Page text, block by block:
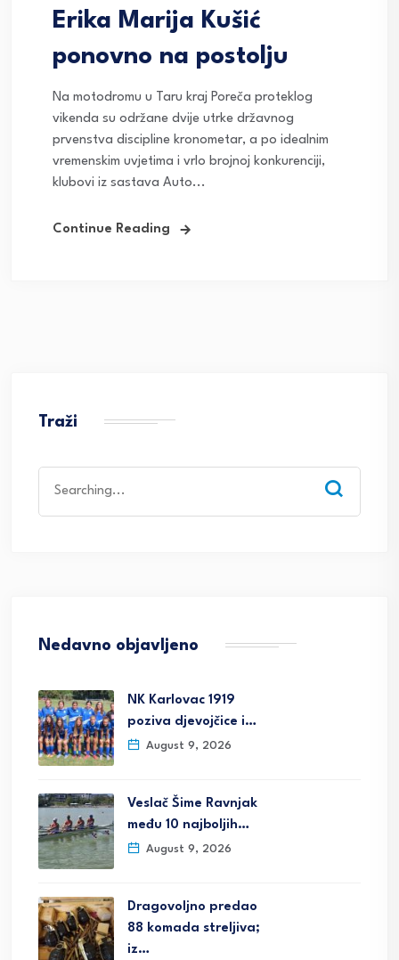
Erika Marija Kušić
ponovno na postolju
Na motodromu u Taru kraj Poreča proteklog
vikenda su održane dvije utrke državnog
prvenstva discipline kronometar, a po idealnim
vremenskim uvjetima i vrlo brojnoj konkurenciji,
klubovi iz sastava Auto...
Continue Reading
Traži
for:
Nedavno objavljeno
NK Karlovac 1919
poziva djevojčice i…
August 9, 2026
Veslač Šime Ravnjak
među 10 najboljih…
August 9, 2026
Dragovoljno predao
88 komada streljiva;
iz…